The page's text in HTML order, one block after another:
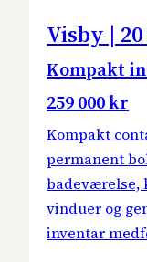
Visby |
Kompakt
259 000 kr
Kompakt
permanent
badeværelse,
vinduer og
inventar